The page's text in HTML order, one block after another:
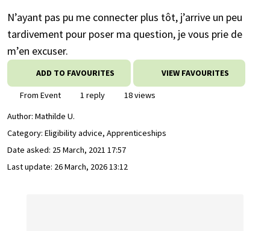
N’ayant pas pu me connecter plus tôt, j’arrive un peu
tardivement pour poser ma question, je vous prie de
m’en excuser.
ADD TO FAVOURITES VIEW FAVOURITES
From Event 1 reply
18 views
Author: Mathilde U.
Category: Eligibility advice, Apprenticeships
Date asked: 25 March, 2021 17:57
Last update: 26 March, 2026 13:12